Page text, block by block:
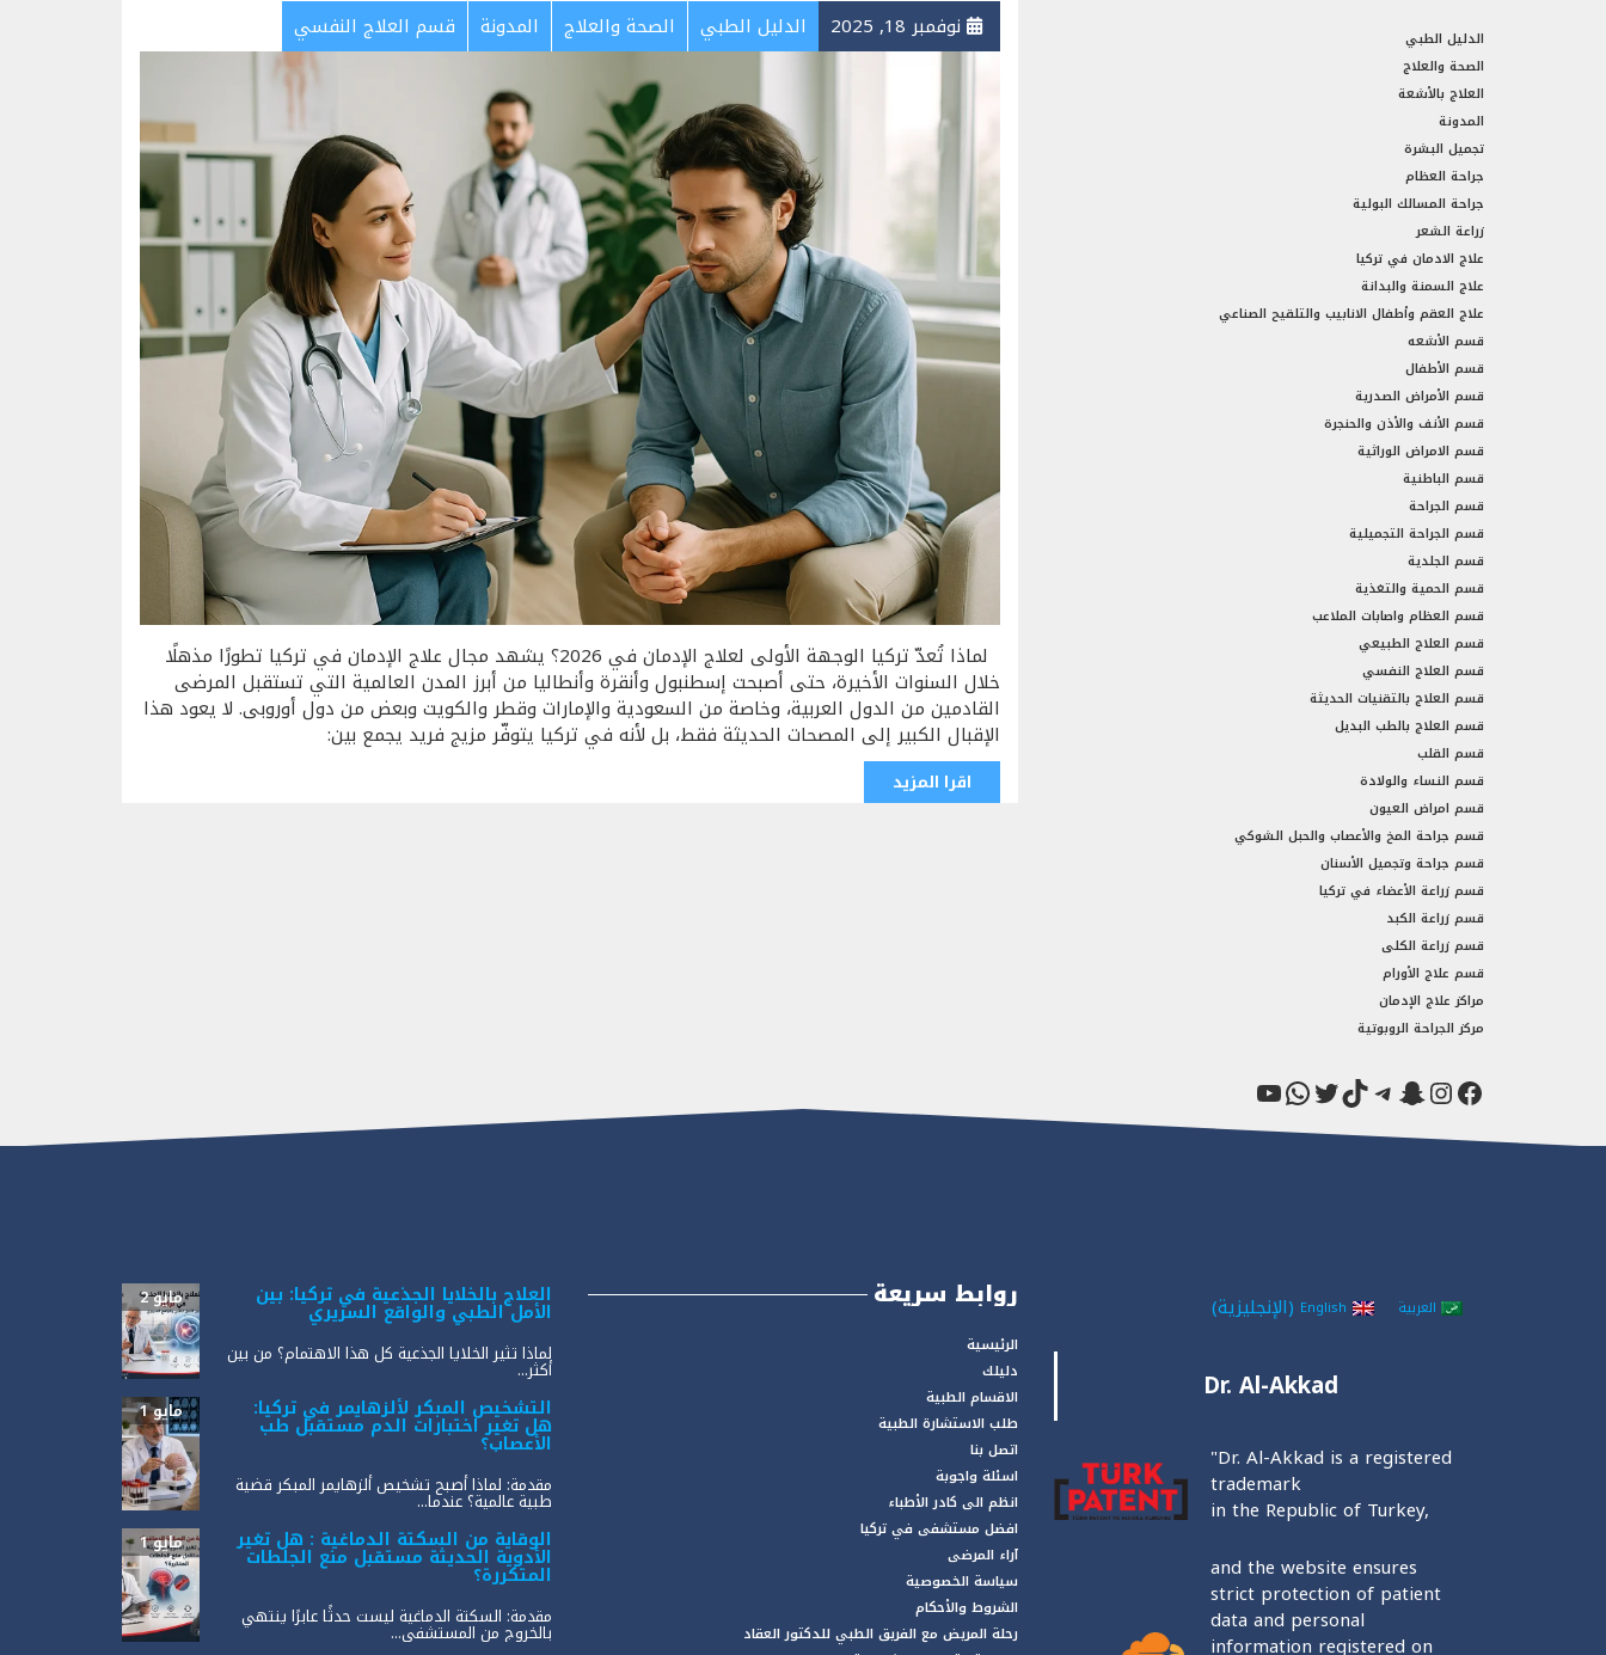
نوفمبر 18, 2025 الدليل الطبي الصحة والعلاج المدونة قسم العلاج النفسي
لماذا تُعدّ تركيا الوجهة الأولى لعلاج الإدمان في 2026؟ يشهد مجال علاج الإدمان في تركيا تطورًا مذهلًا
خلال السنوات الأخيرة، حتى أصبحت إسطنبول وأنقرة وأنطاليا من أبرز المدن العالمية التي تستقبل المرضى
القادمين من الدول العربية، وخاصة من السعودية والإمارات وقطر والكويت وبعض من دول أوروبى. لا يعود هذا
الإقبال الكبير إلى المصحات الحديثة فقط، بل لأنه في تركيا يتوفّر مزيج فريد يجمع بين:
اقرا المزيد
الدليل الطبي
الصحة والعلاج
العلاج بالأشعة
المدونة
تجميل البشرة
جراحة العظام
جراحة المسالك البولية
زراعة الشعر
علاج الادمان في تركيا
علاج السمنة والبدانة
علاج العقم وأطفال الانابيب والتلقيح الصناعي
قسم الأشعه
قسم الأطفال
قسم الأمراض الصدرية
قسم الأنف والأذن والحنجرة
قسم الامراض الوراثية
قسم الباطنية
قسم الجراحة
قسم الجراحة التجميلية
قسم الجلدية
قسم الحمية والتغذية
قسم العظام واصابات الملاعب
قسم العلاج الطبيعي
قسم العلاج النفسي
قسم العلاج بالتقنيات الحديثة
قسم العلاج بالطب البديل
قسم القلب
قسم النساء والولادة
قسم امراض العيون
قسم جراحة المخ والأعصاب والحبل الشوكي
قسم جراحة وتجميل الأسنان
قسم زراعة الأعضاء في تركيا
قسم زراعة الكبد
قسم زراعة الكلى
قسم علاج الأورام
مراكز علاج الإدمان
مركز الجراحة الروبوتية
فيسبوك
إنستجرام
سناب شاتتيليجرام
تيك توكتويترواتساب
يوتيوب
العلاج بالخلايا الجذعية في تركيا: بين
الأمل الطبي والواقع السريري
مايو 2
لماذا تثير الخلايا الجذعية كل هذا الاهتمام؟ من بين
أكثر...
التشخيص المبكر لألزهايمر في تركيا:
هل تغير اختبارات الدم مستقبل طب
الأعصاب؟
مايو 1
مقدمة: لماذا أصبح تشخيص ألزهايمر المبكر قضية
طبية عالمية؟ عندما...
الوقاية من السكتة الدماغية : هل تغير
الأدوية الحديثة مستقبل منع الجلطات
المتكررة؟
مايو 1
مقدمة: السكتة الدماغية ليست حدثًا عابرًا ينتهي
بالخروج من المستشفى...
روابط سريعة
الرئيسية
دليلك
الاقسام الطبية
طلب الاستشارة الطبية
اتصل بنا
اسئلة واجوبة
انظم الى كادر الأطباء
افضل مستشفى في تركيا
آراء المرضى
سياسة الخصوصية
الشروط والأحكام
رحلة المريض مع الفريق الطبي للدكتور العقاد
العربية English
(الإنجليزية)
Dr. Al-Akkad
"Dr. Al-Akkad is a registered
trademark
in the Republic of Turkey,
and the website ensures
strict protection of patient
data and personal
information registered on